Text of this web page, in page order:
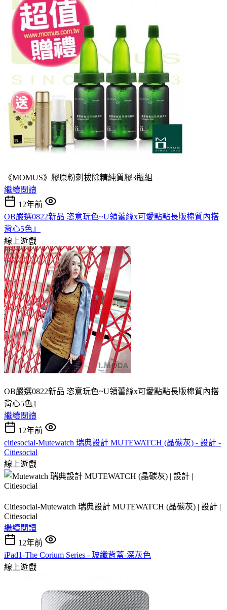
《MOMUS》膠原粉刺拔除精純質膠3瓶組
繼續閱讀
12年前
OB嚴選0822新品 恣意玩色~U領蕾絲x可愛點點長版棉質內搭
背心5色』
線上遊戲
OB嚴選0822新品 恣意玩色~U領蕾絲x可愛點點長版棉質內搭
背心5色』
繼續閱讀
12年前
citiesocial-Mutewatch 瑞典設計 MUTEWATCH (晶碳灰) - 設計 -
Citiesocial
線上遊戲
Citiesocial-Mutewatch 瑞典設計 MUTEWATCH (晶碳灰) | 設計 |
Citiesocial
繼續閱讀
12年前
iPad1-The Corium Series - 玻纖背蓋-深灰色
線上遊戲